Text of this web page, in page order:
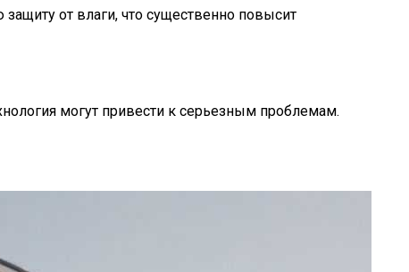
от влаги, что существенно повысит
могут привести к серьезным проблемам.